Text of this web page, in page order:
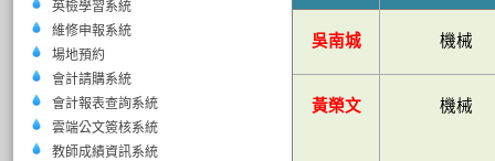
英檢學習系統
維修申報系統
場地預約
會計請購系統
會計報表查詢系統
雲端公文簽核系統
教師成績資訊系統
吳南城 機械
黃榮文 機械